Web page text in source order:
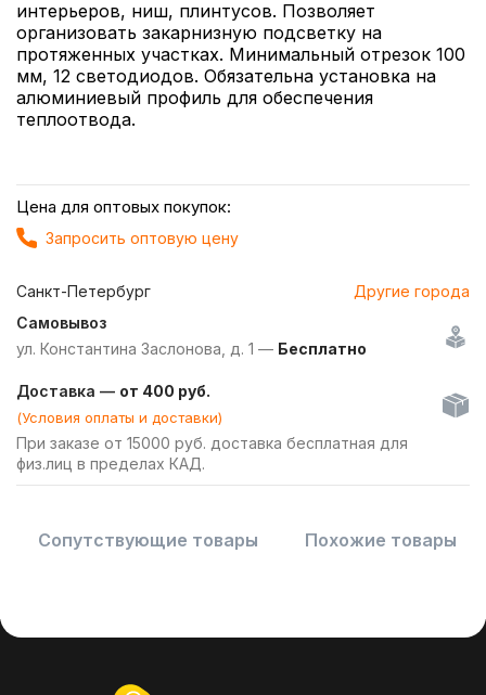
интерьеров, ниш, плинтусов. Позволяет
организовать закарнизную подсветку на
протяженных участках. Минимальный отрезок 100
мм, 12 светодиодов. Обязательна установка на
алюминиевый профиль для обеспечения
теплоотвода.
Цена для оптовых покупок:
Запросить оптовую цену
Санкт-Петербург
Другие города
Самовывоз
ул. Константина Заслонова, д. 1 — Бесплатно
Доставка — от 400 руб.
(Условия оплаты и доставки)
При заказе от 15000 руб. доставка бесплатная для
физ.лиц в пределах КАД.
Сопутствующие товары Похожие товары